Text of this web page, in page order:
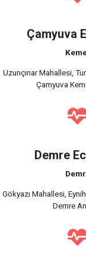
Çamyuva
Uzunçınar Mahallesi,
Çamyuva
Demre
Gökyazı Mahallesi,
Demre